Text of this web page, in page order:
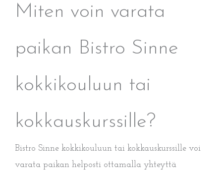
Miten voin varata
paikan Bistro Sinne
kokkikouluun tai
kokkauskurssille?
Bistro Sinne kokkikouluun tai kokkauskurssille voi
varata paikan helposti ottamalla yhteyttä